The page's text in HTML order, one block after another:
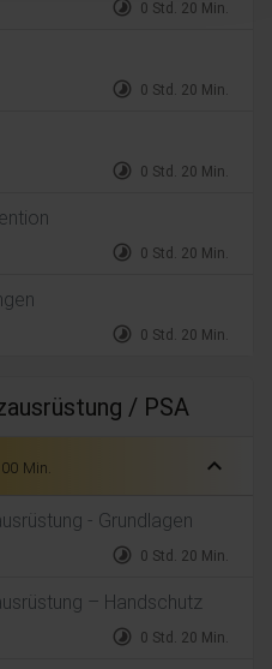
timelapse 0 Std. 20 Min.
timelapse 0 Std. 20 Min.
timelapse 0 Std. 20 Min.
timelapse 0 Std. 20 Min.
timelapse 0 Std. 20 Min.
/ PSA
Min. expand_less
- Grundlagen
timelapse 0 Std. 20 Min.
– Handschutz
timelapse 0 Std. 20 Min.